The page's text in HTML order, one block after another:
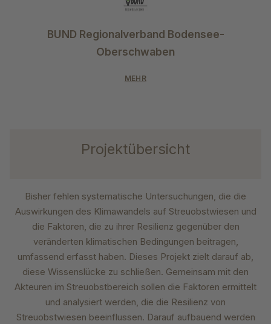
BUND Regionalverband Bodensee-
Oberschwaben
MEHR
Projektübersicht
Bisher fehlen systematische Untersuchungen, die die
Auswirkungen des Klimawandels auf Streuobstwiesen und
die Faktoren, die zu ihrer Resilienz gegenüber den
veränderten klimatischen Bedingungen beitragen,
umfassend erfasst haben. Dieses Projekt zielt darauf ab,
diese Wissenslücke zu schließen. Gemeinsam mit den
Akteuren im Streuobstbereich sollen die Faktoren ermittelt
und analysiert werden, die die Resilienz von
Streuobstwiesen beeinflussen. Darauf aufbauend werden